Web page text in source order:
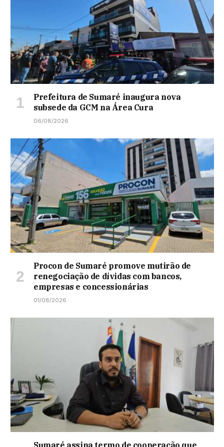
Prefeitura de Sumaré inaugura nova
subsede da GCM na Área Cura
06/08/2026
Procon de Sumaré promove mutirão de
renegociação de dívidas com bancos,
empresas e concessionárias
01/08/2026
Sumaré assina termo de cooperação que